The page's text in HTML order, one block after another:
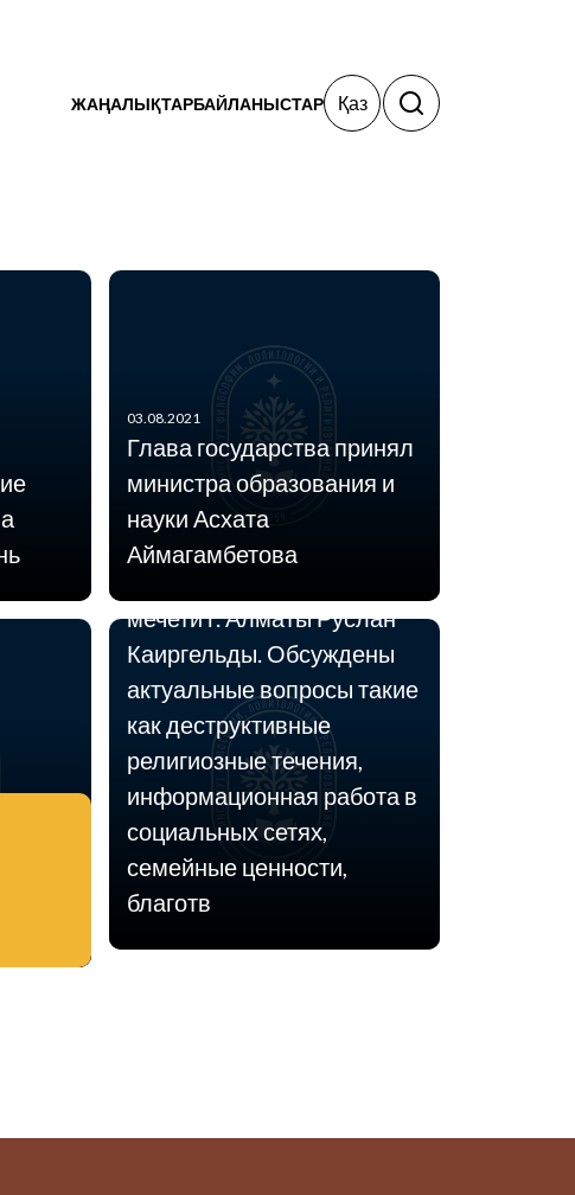
ЖАҢАЛЫҚТАРБАЙЛАНЫСТАР Қаз
03.08.2021
Глава государства принял
министра образования и
науки Асхата
Аймагамбетова
03.08.2021
Сегодня в Центре
религиоведения
состоялась встреча с Наиб
мечети г. Алматы Руслан
Каиргельды. Обсуждены
актуальные вопросы такие
как деструктивные
религиозные течения,
информационная работа в
социальных сетях,
семейные ценности,
благотв